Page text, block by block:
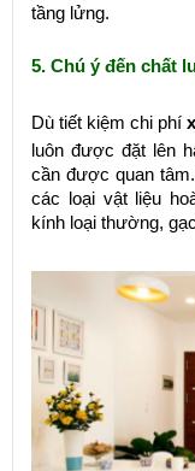
tầng lửng.
5. Chú ý đến chất
Dù tiết kiệm chi phí
luôn được đặt lên
cần được quan
các loại vật liệu
kính loại thường,